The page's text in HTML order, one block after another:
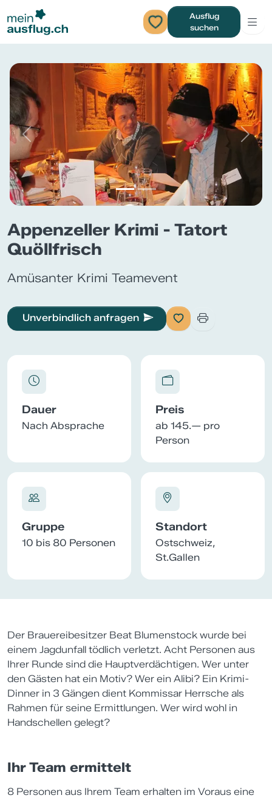
Ausflug
suchen
Previous Next
Appenzeller Krimi - Tatort
Quöllfrisch
Amüsanter Krimi Teamevent
Unverbindlich anfragen
Dauer
Nach Absprache
Preis
ab 145.— pro
Person
Gruppe
10 bis 80 Personen
Standort
Ostschweiz,
St.Gallen
Der Brauereibesitzer Beat Blumenstock wurde bei
einem Jagdunfall tödlich verletzt. Acht Personen aus
Ihrer Runde sind die Hauptverdächtigen. Wer unter
den Gästen hat ein Motiv? Wer ein Alibi? Ein Krimi-
Dinner in 3 Gängen dient Kommissar Herrsche als
Rahmen für seine Ermittlungen. Wer wird wohl in
Handschellen gelegt?
Ihr Team ermittelt
8 Personen aus Ihrem Team erhalten im Voraus eine